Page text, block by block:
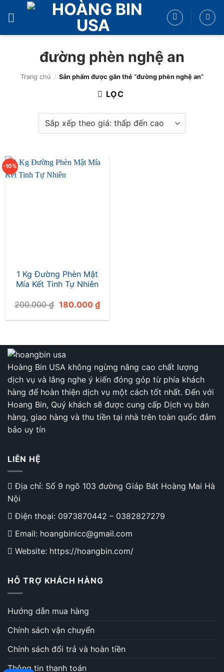
đường phèn nghệ an
Trang chủ / Sản phẩm được gắn thẻ “đường phèn nghệ an”
LỌC
-10%
1 Kg Đường Phèn Mật
Mía Kết Tinh Tự Nhiên
200.000₫ Giá
là:
180.000 ₫Giá
hiện
tại
Hoàng Bin USA không ngừng nâng cao chất lượng
dịch vụ và lắng nghe ý kiến đóng góp từ phía khách
hàng để hoàn thiện dịch vụ một cách tốt nhất. Đến với
Hoang Bin, Quý khách sẽ được cung cấp Dịch vụ bán
hàng, giao hàng và thu tiền tại nhà trên toàn quốc đảm
bảo uy tín
LIÊN HỆ
Địa chỉ: Số 9 ngõ 103 đường Giáp Bát Hoàng Mai Hà
Nội
Điện thoại: 0973870442 – 0382827279
Email: hoangbinicc@gmail.com
Website: https://hoangbin.com/
HỖ TRỢ KHÁCH HÀNG
Hướng dẫn mua hàng
Chính sách vận chuyển
Chính sách đổi trả và hoàn tiền
Thông tin thanh toán